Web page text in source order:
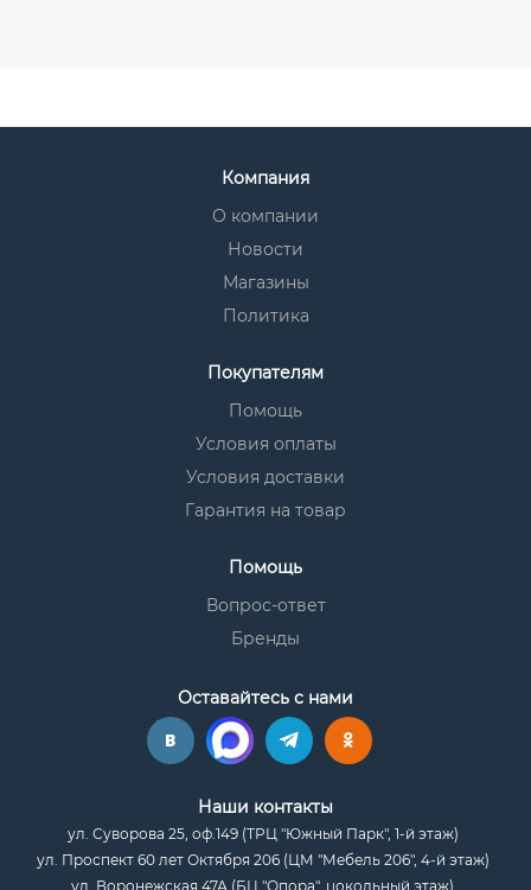
Компания
О компании
Новости
Магазины
Политика
Покупателям
Помощь
Условия оплаты
Условия доставки
Гарантия на товар
Помощь
Вопрос-ответ
Бренды
Оставайтесь с нами
Наши контакты
ул. Суворова 25, оф.149 (ТРЦ "Южный Парк", 1-й этаж)
ул. Проспект 60 лет Октября 206 (ЦМ "Мебель 206", 4-й этаж)
ул. Воронежская 47А (БЦ "Опора", цокольный этаж)